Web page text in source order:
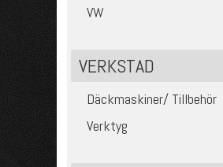
VW
VERKSTAD
Däckmaskiner/ Tillbehör
Verktyg